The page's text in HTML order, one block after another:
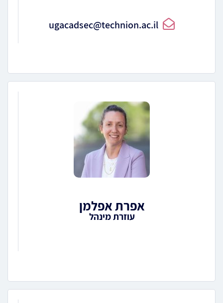
ugacadsec@technion.ac.il
אפרת אפלמן
עוזרת מינהל